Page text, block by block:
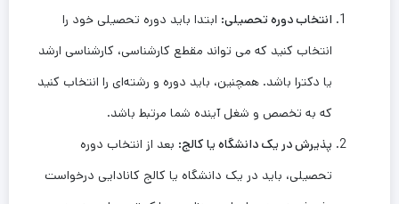
انتخاب دوره تحصیلی: ابتدا باید دوره تحصیلی خود را
انتخاب کنید که می ‌تواند مقطع کارشناسی، کارشناسی ارشد
یا دکترا باشد. همچنین، باید دوره و رشته‌ای را انتخاب کنید
که به تخصص و شغل آینده شما مرتبط باشد.
پذیرش در یک دانشگاه یا کالج: بعد از انتخاب دوره
تحصیلی، باید در یک دانشگاه یا کالج کانادایی درخواست